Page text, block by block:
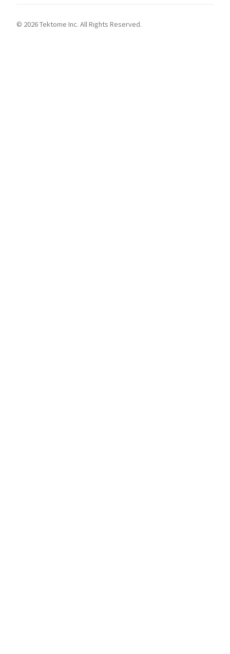
© 2026 Tektome Inc. All Rights Reserved.